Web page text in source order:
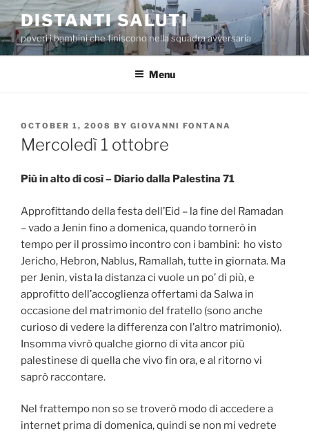
Skip
to
content
DISTANTI SALUTI
poveri i bambini che finiscono nella squadra avversaria
Menu
POSTED
ON
OCTOBER 1, 2008 BY GIOVANNI FONTANA
Mercoledì 1 ottobre
Più in alto di così – Diario dalla Palestina 71
Approfittando della festa dell’Eid – la fine del Ramadan
– vado a Jenin fino a domenica, quando tornerò in
tempo per il prossimo incontro con i bambini: ho visto
Jericho, Hebron, Nablus, Ramallah, tutte in giornata. Ma
per Jenin, vista la distanza ci vuole un po’ di più, e
approfitto dell’accoglienza offertami da Salwa in
occasione del matrimonio del fratello (sono anche
curioso di vedere la differenza con l’altro matrimonio).
Insomma vivrò qualche giorno di vita ancor più
palestinese di quella che vivo fin ora, e al ritorno vi
saprò raccontare.
Nel frattempo non so se troverò modo di accedere a
internet prima di domenica, quindi se non mi vedrete